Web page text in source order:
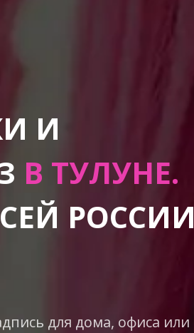
И
В ТУЛУНЕ.
РОССИИ
для дома, офиса или